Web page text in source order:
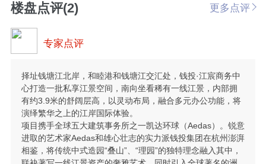
楼盘点评(2) 更多点评
专家点评
择址钱塘江北岸，和睦港和钱塘江交汇处，钱投·江宸商务中
心打造一批私享江景空间，南向坐看稀有一线江景，内部拥
有约3.9米的舒阔层高，以灵动布局，融合多元办公功能，将
演绎繁华之上的江岸国际体验。
项目携手全球五大建筑事务所之一凯达环球（Aedas）。锐意
进取的艺术家Aedas和雄心壮志的实力派钱投集团在杭州澎湃
相鉴，将传统中式造园“叠山”、“理园”的独特理念融入其中，